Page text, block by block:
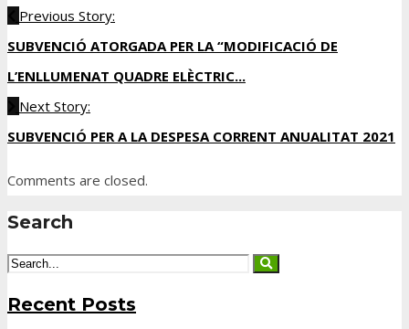
Previous Story:
SUBVENCIÓ ATORGADA PER LA “MODIFICACIÓ DE
L’ENLLUMENAT QUADRE ELÈCTRIC...
Next Story:
SUBVENCIÓ PER A LA DESPESA CORRENT ANUALITAT 2021
Comments are closed.
Search
Recent Posts